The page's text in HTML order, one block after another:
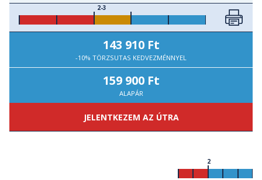
2-3
143 910 Ft
-10% TÖRZSUTAS KEDVEZMÉNNYEL
159 900 Ft
ALAPÁR
JELENTKEZEM AZ ÚTRA
2